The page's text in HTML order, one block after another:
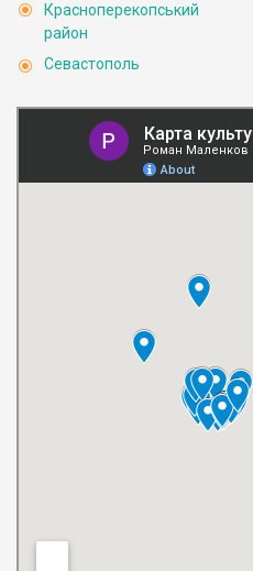
Красноперекопський
район
Севастополь